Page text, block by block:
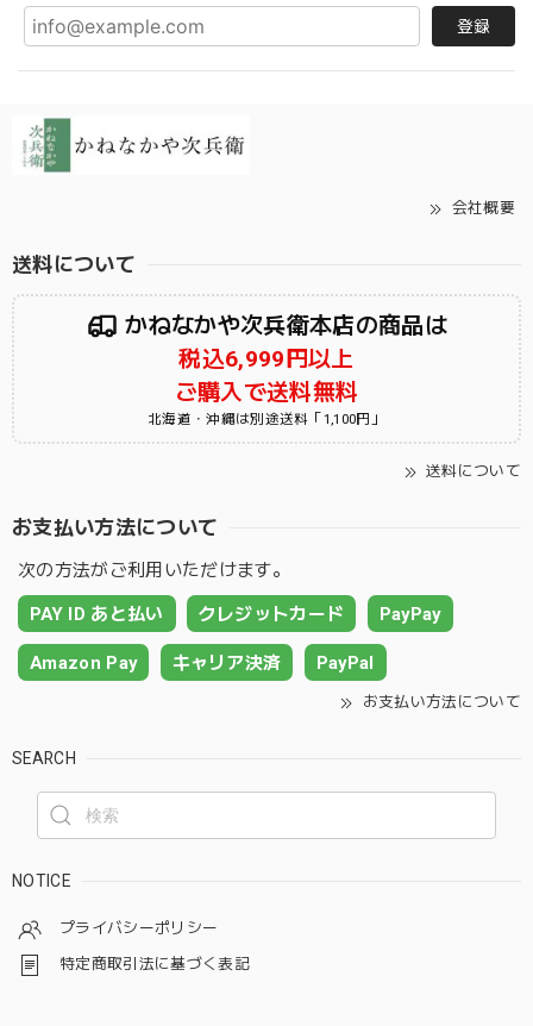
登録
会社概要
送料について
かねなかや次兵衛本店の商品は
税込6,999円以上
ご購入で送料無料
北海道・沖縄は別途送料「1,100円」
送料について
お支払い方法について
次の方法がご利用いただけます。
PAY ID あと払い クレジットカード PayPay
Amazon Pay キャリア決済 PayPal
お支払い方法について
SEARCH
NOTICE
プライバシーポリシー
特定商取引法に基づく表記